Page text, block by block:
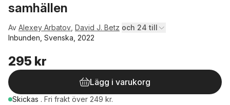
samhällen
Av Alexey Arbatov David J. Betz och 24 till
Inbunden, Svenska, 2022
295 kr
Lägg i varukorg
Skickas . Fri frakt över 249 kr.